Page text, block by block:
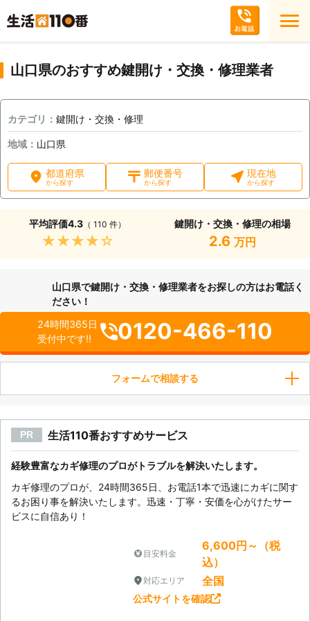
山口県のおすすめ鍵開け・交換・修理業者
カテゴリ： 鍵開け・交換・修理
地域： 山口県
都道府県
から探す
郵便番号
から探す
現在地
から探す
平均評価4.3 （ 110 件）
★★★★★
鍵開け・交換・修理の相場
2.6 万円
山口県で鍵開け・交換・修理業者をお探しの方はお電話く
ださい！
24時間365日
受付中です!!
0120-466-110
フォームで相談する
PR 生活110番おすすめサービス
経験豊富なカギ修理のプロがトラブルを解決いたします。
カギ修理のプロが、24時間365日、お電話1本で迅速にカギに関す
るお困り事を解決いたします。迅速・丁寧・安価を心がけたサー
ビスに自信あり！
目安料金
6,600円～（税
込）
対応エリア 全国
公式サイトを確認